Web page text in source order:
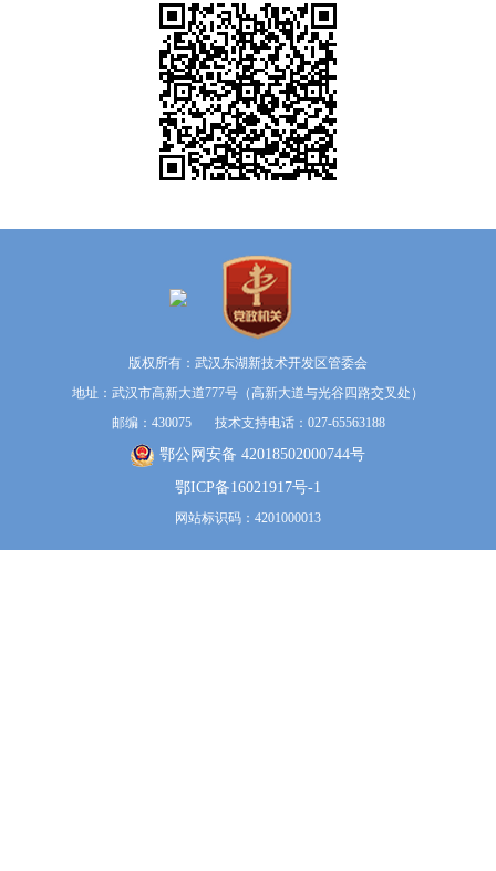
版权所有：武汉东湖新技术开发区管委会
地址：武汉市高新大道777号（高新大道与光谷四路交叉处）
邮编：430075 技术支持电话：027-65563188
鄂公网安备 42018502000744号
鄂ICP备16021917号-1
网站标识码：4201000013